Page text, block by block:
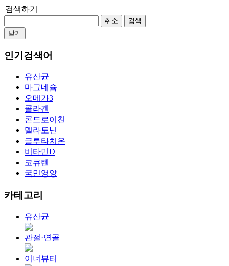
검색하기
취소
검색
닫기
인기검색어
유산균
마그네슘
오메가3
콜라겐
콘드로이친
멜라토닌
글루타치온
비타민D
코큐텐
국민영양
카테고리
유산균
관절·연골
이너뷰티